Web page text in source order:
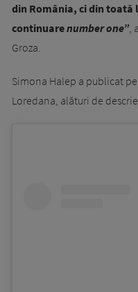
din România, ci din toată
continuarenumber one”,
Groza.
Simona Halep a publicat
Loredana, alături de